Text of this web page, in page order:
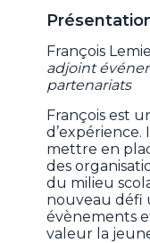
François
adjoint
partenariats
François est
d’expérience.
mettre en
des
du milieu
nouveau défi
évènements
valeur la